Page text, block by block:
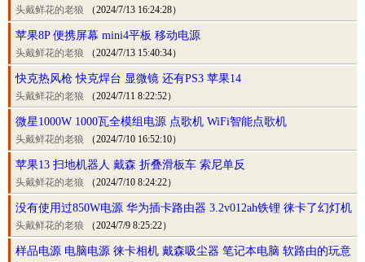
头戴鲜花的老狼 （2024/7/13 16:24:28）
苹果8P 便携屏幕 mini4平板 移动电源
头戴鲜花的老狼 （2024/7/13 15:40:34）
快克热风枪 快克焊台 显微镜 还有PS3 苹果14
头戴鲜花的老狼 （2024/7/11 8:22:52）
微星1000W 1000瓦全模组电源 点歌机 WiFi智能点歌机
头戴鲜花的老狼 （2024/7/10 16:52:10）
苹果13 扫地机器人 戴森 折叠滑板车 索尼单反
头戴鲜花的老狼 （2024/7/10 8:24:22）
没有使用过850W电源 华为插卡路由器 3.2v012ah铁锂 徕卡了幻灯机
头戴鲜花的老狼 （2024/7/9 8:25:22）
样品电源 电脑电源 徕卡相机 戴森吸尘器 笔记本电脑 软路由的玩意